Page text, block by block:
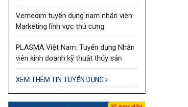
Vemedim tuyển dụng nam nhân viên
Marketing lĩnh vực thú cưng
PLASMA Việt Nam: Tuyển dụng Nhân
viên kinh doanh kỹ thuật thủy sản
XEM THÊM TIN TUYỂN DỤNG